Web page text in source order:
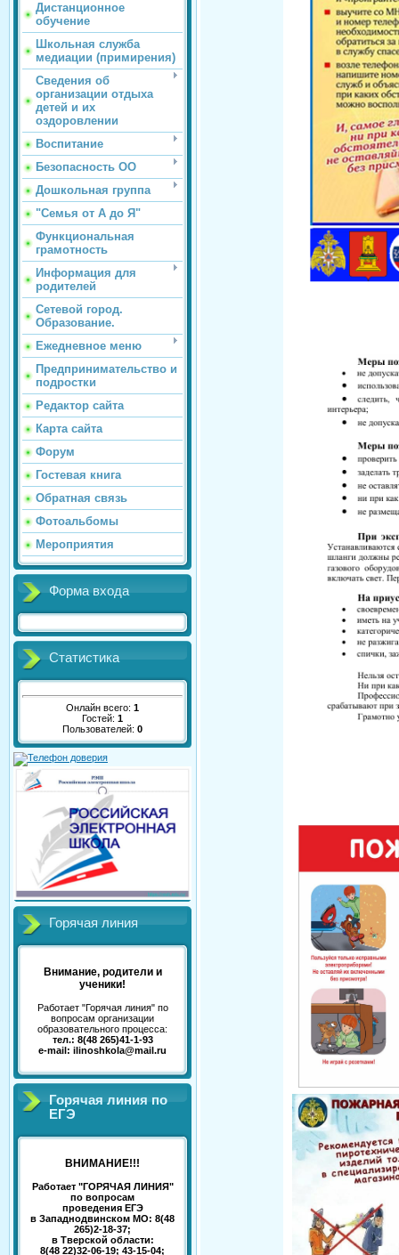
Дистанционное
обучение
Школьная служба
медиации (примирения)
Сведения об
организации отдыха
детей и их
оздоровлении
Воспитание
Безопасность ОО
Дошкольная группа
"Семья от А до Я"
Функциональная
грамотность
Информация для
родителей
Сетевой город.
Образование.
Ежедневное меню
Предпринимательство и
подростки
Редактор сайта
Карта сайта
Форум
Гостевая книга
Обратная связь
Фотоальбомы
Мероприятия
Форма входа
Статистика
Онлайн всего: 1
Гостей: 1
Пользователей: 0
Горячая линия
Внимание, родители и
ученики!
Работает "Горячая линия" по
вопросам организации
образовательного процесса:
тел.: 8(48 265)41-1-93
e-mail: ilinoshkola@mail.ru
Горячая линия по
ЕГЭ
ВНИМАНИЕ!!!
Работает "ГОРЯЧАЯ ЛИНИЯ"
по вопросам
проведения ЕГЭ
в Западнодвинском МО: 8(48
265)2-18-37;
в Тверской области:
8(48 22)32-06-19; 43-15-04;